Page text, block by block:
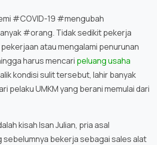
#COVID-19 #mengubah
#orang. Tidak sedikit pekerja
atau mengalami penurunan
harus mencari peluang usaha
kondisi sulit tersebut, lahir banyak
pelaku UMKM yang berani memulai dari
kisah Isan Julian, pria asal
sebelumnya bekerja sebagai sales alat